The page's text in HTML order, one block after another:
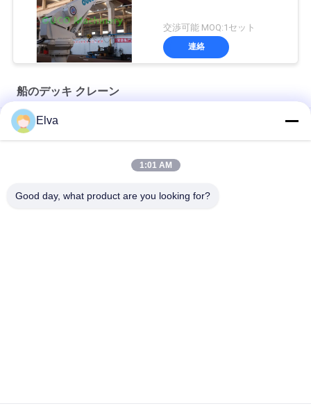
交渉可能 MOQ:1セット
連絡
船のデッキ クレーン
先進的な海洋救助ボート デビットシステムAフレーム
Elva
1:01 AM
Good day, what product are you looking for?